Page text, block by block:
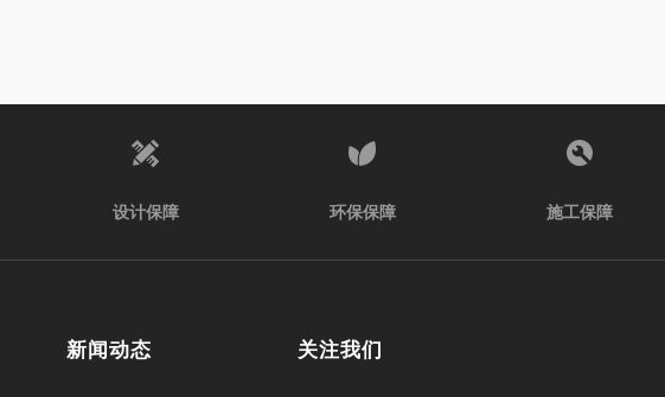
设计保障 环保保障 施工保障
新闻动态 关注我们